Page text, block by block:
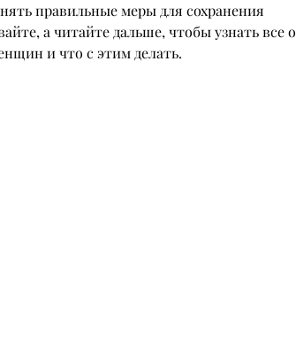
правильные меры для сохранения
а читайте дальше, чтобы узнать все о
и что с этим делать.